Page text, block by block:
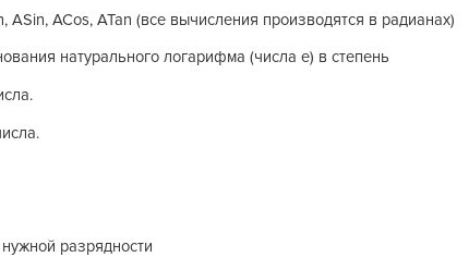
ASin, ACos, ATan (все вычисления производятся в радианах)
натурального логарифма (числа e) в степень
разрядности